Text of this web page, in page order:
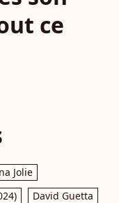
ce
Jolie
David Guetta